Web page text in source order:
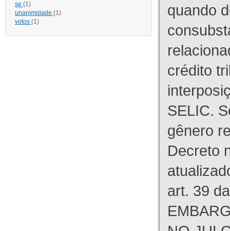
se (1)
unanimidade (1)
votos (1)
quando
crédito
SELIC.
gênero
Decreto
art. 39